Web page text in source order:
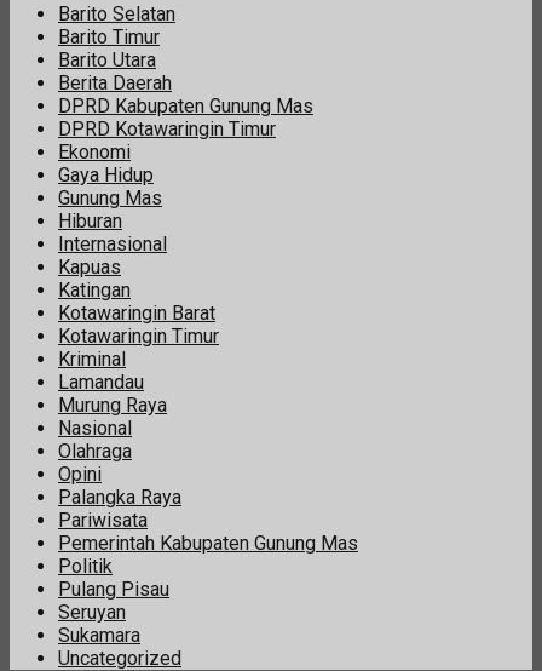
Barito Selatan
Barito Timur
Barito Utara
Berita Daerah
DPRD Kabupaten Gunung Mas
DPRD Kotawaringin Timur
Ekonomi
Gaya Hidup
Gunung Mas
Hiburan
Internasional
Kapuas
Katingan
Kotawaringin Barat
Kotawaringin Timur
Kriminal
Lamandau
Murung Raya
Nasional
Olahraga
Opini
Palangka Raya
Pariwisata
Pemerintah Kabupaten Gunung Mas
Politik
Pulang Pisau
Seruyan
Sukamara
Uncategorized